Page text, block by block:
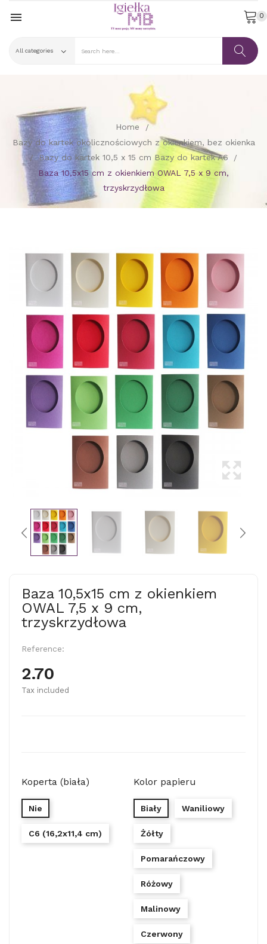
 0
Home
Bazy do kartek okolicznościowych z okienkiem, bez okienka
Bazy do kartek 10,5 x 15 cm Bazy do kartek A6
Baza 10,5x15 cm z okienkiem OWAL 7,5 x 9 cm,
trzyskrzydłowa
Baza 10,5x15 cm z okienkiem
OWAL 7,5 x 9 cm,
trzyskrzydłowa
Reference:
2.70
Tax included
Koperta (biała)
Nie
C6 (16,2x11,4 cm)
Kolor papieru
Biały Waniliowy
Żółty
Pomarańczowy
Różowy
Malinowy
Czerwony